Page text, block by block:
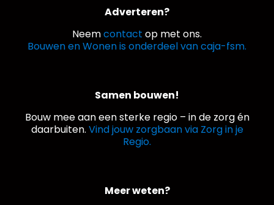
Adverteren?
Neemcontact op met ons.
Bouwen en Wonen is onderdeel van caja-fsm.
Samen bouwen!
Bouw mee aan een sterke regio – in de zorg én
daarbuiten. Vind jouw zorgbaan via Zorg in je
Regio.
Meer weten?